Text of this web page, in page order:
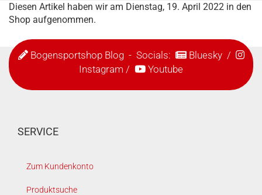
Diesen Artikel haben wir am Dienstag, 19. April 2022 in den
Shop aufgenommen.
Bogensportshop Blog- Socials: Bluesky/
Instagram / Youtube
SERVICE
Zum Kundenkonto
Produktsuche